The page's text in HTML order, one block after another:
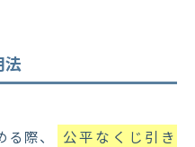
法
際、
公平なくじ引き